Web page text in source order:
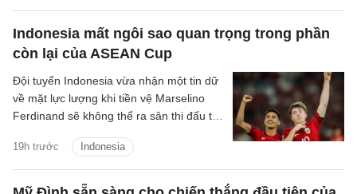
giành chức vô địch.
Indonesia mất ngôi sao quan trọng trong phần
còn lại của ASEAN Cup
19h trước Indonesia
Đội tuyển Indonesia vừa nhận một tin dữ
về mặt lực lượng khi tiền vệ Marselino
Ferdinand sẽ không thể ra sân thi đấu tại